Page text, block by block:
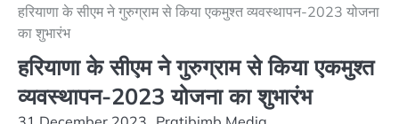
हरियाणा के सीएम ने गुरुग्राम से किया एकमुश्त व्यवस्थापन-2023 योजना
का शुभारंभ
हरियाणा के सीएम ने गुरुग्राम से किया एकमुश्त
व्यवस्थापन-2023 योजना का शुभारंभ